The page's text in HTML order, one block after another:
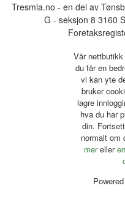
Tresmia.no - en del av
G - seksjon 8 3160
Vår
du får en
vi kan yte
bruker
lagre
hva du har
din.
normalt om
mereller